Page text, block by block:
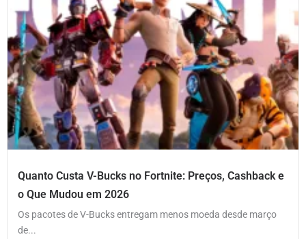
Quanto Custa V-Bucks no Fortnite: Preços, Cashback e
o Que Mudou em 2026
Os pacotes de V-Bucks entregam menos moeda desde março
de...